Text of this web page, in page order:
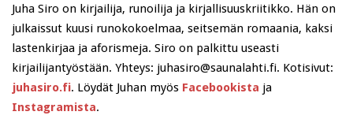
Juha Siro on kirjailija, runoilija ja kirjallisuuskriitikko. Hän on
julkaissut kuusi runokokoelmaa, seitsemän romaania, kaksi
lastenkirjaa ja aforismeja. Siro on palkittu useasti
kirjailijantyöstään. Yhteys: juhasiro@saunalahti.fi. Kotisivut:
juhasiro.fi. Löydät Juhan myös Facebookista ja
Instagramista.